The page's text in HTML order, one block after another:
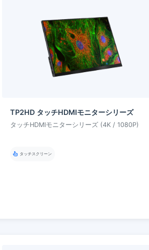
TP2HD タッチHDMIモニターシリーズ
タッチHDMIモニターシリーズ (4K / 1080P)
タッチスクリーン